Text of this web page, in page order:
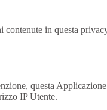
contenute in questa
questa
IP Utente.